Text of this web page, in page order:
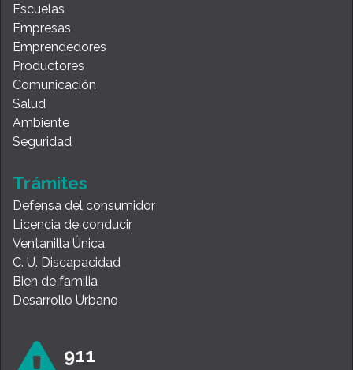
Escuelas
Empresas
Emprendedores
Productores
Comunicación
Salud
Ambiente
Seguridad
Trámites
Defensa del consumidor
Licencia de conducir
Ventanilla Única
C. U. Discapacidad
Bien de familia
Desarrollo Urbano
911